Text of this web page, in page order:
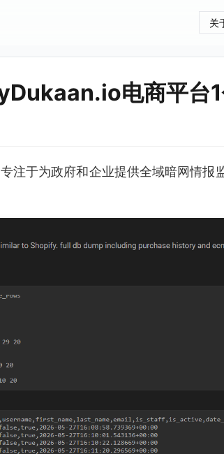
关
电商平台
注于为政府和企业提供全域暗网情报